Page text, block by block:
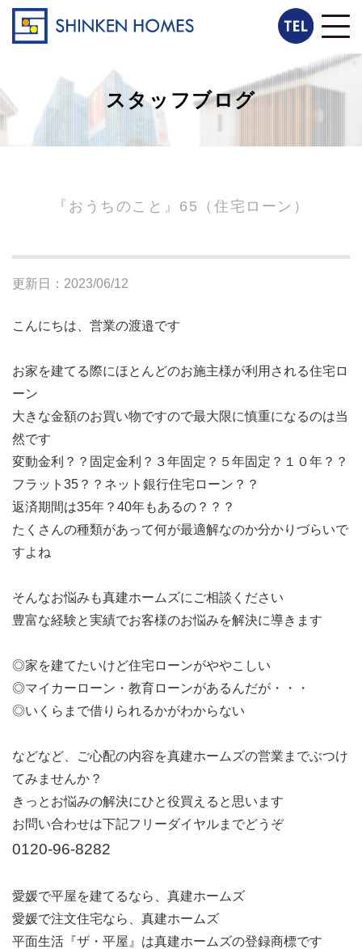
スタッフブログ
『おうちのこと』65（住宅ローン）
更新日：2023/06/12
こんにちは、営業の渡邉です
お家を建てる際にほとんどのお施主様が利用される住宅ロ
ーン
大きな金額のお買い物ですので最大限に慎重になるのは当
然です
変動金利？？固定金利？３年固定？５年固定？１０年？？
フラット35？？ネット銀行住宅ローン？？
返済期間は35年？40年もあるの？？？
たくさんの種類があって何が最適解なのか分かりづらいで
すよね
そんなお悩みも真建ホームズにご相談ください
豊富な経験と実績でお客様のお悩みを解決に導きます
◎家を建てたいけど住宅ローンがややこしい
◎マイカーローン・教育ローンがあるんだが・・・
◎いくらまで借りられるかがわからない
などなど、ご心配の内容を真建ホームズの営業までぶつけ
てみませんか？
きっとお悩みの解決にひと役買えると思います
お問い合わせは下記フリーダイヤルまでどうぞ
0120-96-8282
愛媛で平屋を建てるなら、真建ホームズ
愛媛で注文住宅なら、真建ホームズ
平面生活『ザ・平屋』は真建ホームズの登録商標です